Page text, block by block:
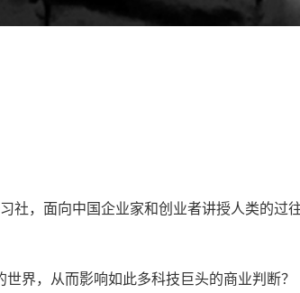
社，面向中国企业家和创业者讲授人类的过
界，从而影响如此多科技巨头的商业判断？